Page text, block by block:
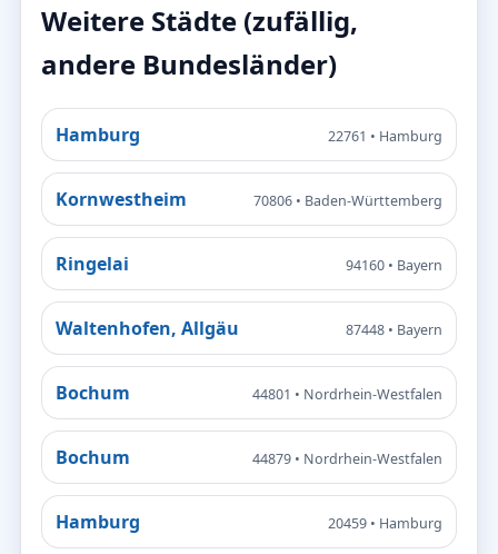
Weitere Städte (zufällig,
andere Bundesländer)
Hamburg 22761 • Hamburg
Kornwestheim 70806 • Baden-Württemberg
Ringelai 94160 • Bayern
Waltenhofen, Allgäu 87448 • Bayern
Bochum 44801 • Nordrhein-Westfalen
Bochum 44879 • Nordrhein-Westfalen
Hamburg 20459 • Hamburg